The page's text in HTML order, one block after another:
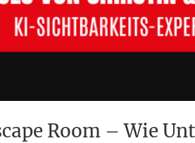
Room – Wie